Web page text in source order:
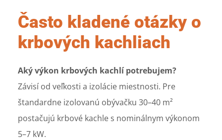
Často kladené otázky o
krbových kachliach
Aký výkon krbových kachlí potrebujem?
Závisí od veľkosti a izolácie miestnosti. Pre
štandardne izolovanú obývačku 30–40 m²
postačujú krbové kachle s nominálnym výkonom
5–7 kW.